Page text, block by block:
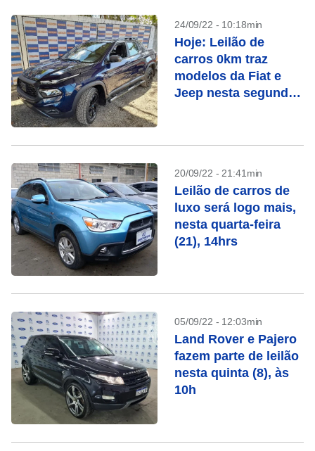
24/09/22 - 10:18min
Hoje: Leilão de
carros 0km traz
modelos da Fiat e
Jeep nesta segunda
20/09/22 - 21:41min
Leilão de carros de
luxo será logo mais,
nesta quarta-feira
(21), 14hrs
05/09/22 - 12:03min
Land Rover e Pajero
fazem parte de leilão
nesta quinta (8), às
10h